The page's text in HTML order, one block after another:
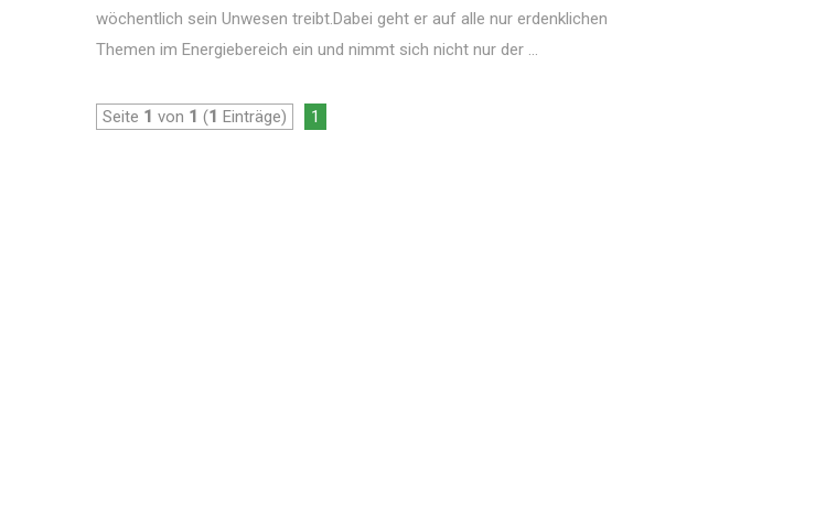
wöchentlich sein Unwesen treibt.Dabei geht er auf alle nur erdenklichen
Themen im Energiebereich ein und nimmt sich nicht nur der ...
Seite 1 von 1 (1 Einträge) 1